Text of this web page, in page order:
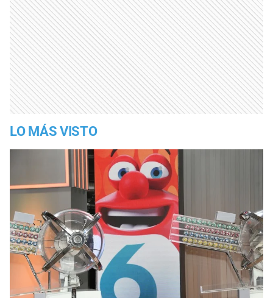
LO MÁS VISTO